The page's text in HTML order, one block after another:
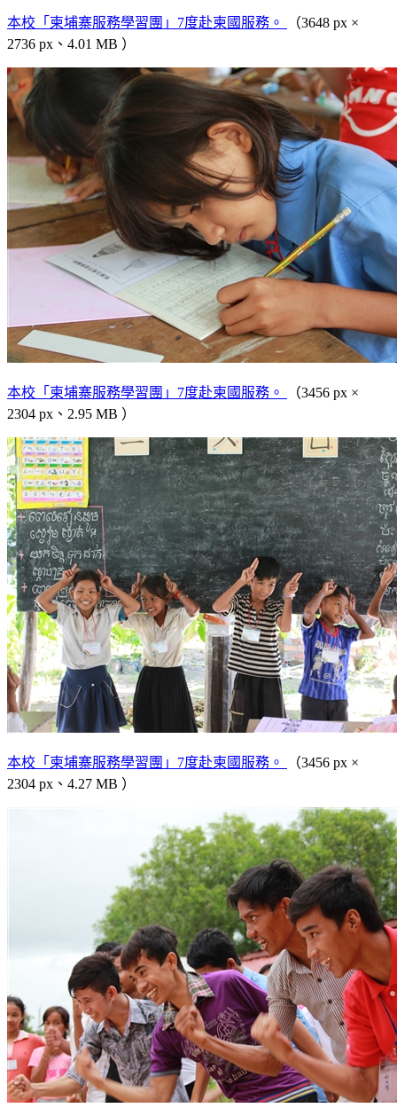
本校「柬埔寨服務學習團」7度赴柬國服務。
（3648 px ×
2736 px、4.01 MB ）
本校「柬埔寨服務學習團」7度赴柬國服務。
（3456 px ×
2304 px、2.95 MB ）
本校「柬埔寨服務學習團」7度赴柬國服務。
（3456 px ×
2304 px、4.27 MB ）